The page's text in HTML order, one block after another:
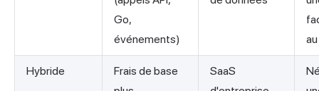
Go,
événements)
Hybride
Frais de base
SaaS